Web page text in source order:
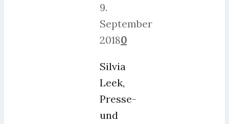
9.
September
20180
Silvia
Leek,
Presse-
und